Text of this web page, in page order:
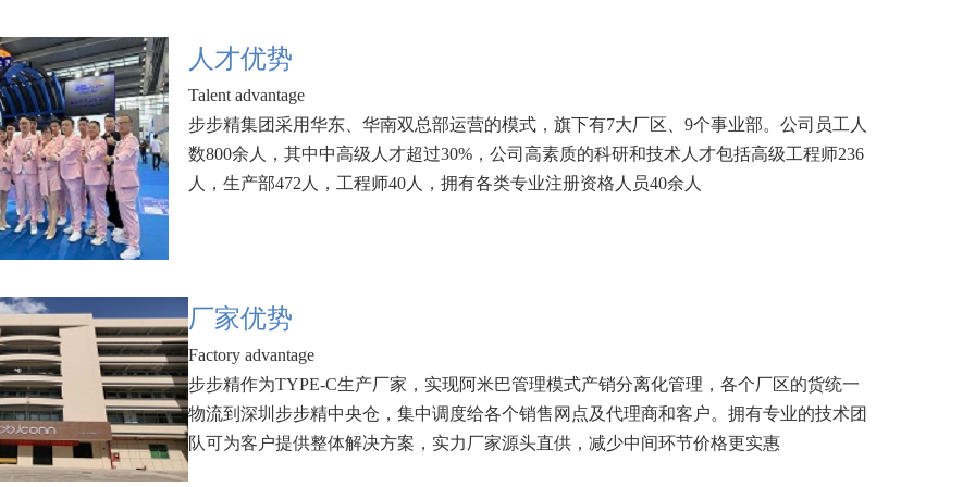
人才优势
Talent advantage
步步精集团采用华东、华南双总部运营的模式，旗下有7大厂区、9个事业部。公司员工人
数800余人，其中中高级人才超过30%，公司高素质的科研和技术人才包括高级工程师236
人，生产部472人，工程师40人，拥有各类专业注册资格人员40余人
厂家优势
Factory advantage
步步精作为TYPE-C生产厂家，实现阿米巴管理模式产销分离化管理，各个厂区的货统一
物流到深圳步步精中央仓，集中调度给各个销售网点及代理商和客户。拥有专业的技术团
队可为客户提供整体解决方案，实力厂家源头直供，减少中间环节价格更实惠